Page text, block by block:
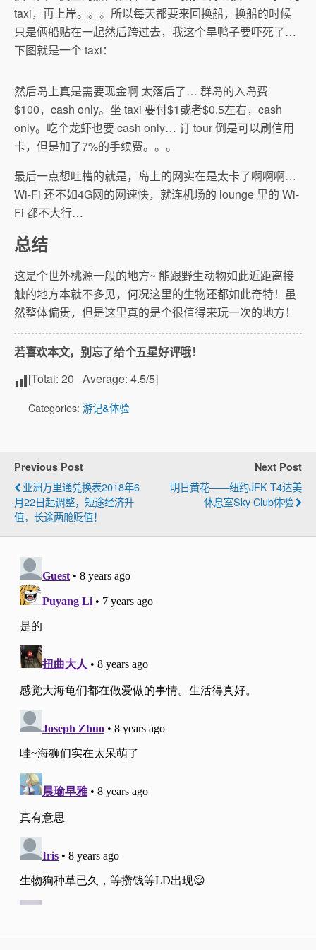
taxi，再上岸。。。所以每天都要来回换船，换船的时候
只是俩船贴在一起然后跨过去，我这个旱鸭子要吓死了…
下图就是一个 taxi：
然后岛上真是需要现金啊 太落后了… 群岛的入岛费
$100，cash only。坐 taxi 要付$1或者$0.5左右，cash
only。吃个龙虾也要 cash only… 订 tour 倒是可以刷信用
卡，但是加了7%的手续费。。。
最后一点想吐槽的就是，岛上的网实在是太卡了啊啊啊…
Wi-Fi 还不如4G网的网速快，就连机场的 lounge 里的 Wi-
Fi 都不大行…
总结
这是个世外桃源一般的地方~ 能跟野生动物如此近距离接
触的地方本就不多见，何况这里的生物还都如此奇特！虽
然整体偏贵，但是这里真的是个很值得来玩一次的地方！
若喜欢本文，别忘了给个五星好评哦！
[Total: 20 Average: 4.5/5]
Categories: 游记&体验
Previous Post
亚洲万里通兑换表2018年6
月22日起调整，短途经济升
值，长途两舱贬值！
Next Post
明日黄花——纽约JFK T4达美
休息室Sky Club体验